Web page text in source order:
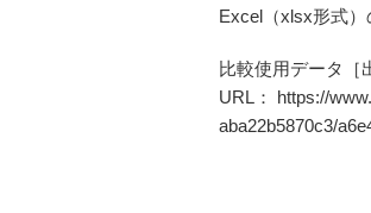
Excel（xlsx形式）
比較使用データ［
URL： https://
aba22b5870c3/